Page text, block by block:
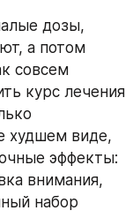
дозы,
а потом
совсем
курс лечения
худшем виде,
эффекты:
внимания,
набор